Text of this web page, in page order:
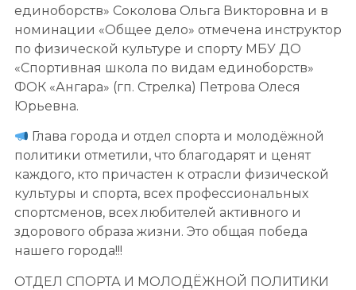
единоборств» Соколова Ольга Викторовна и в
номинации «Общее дело» отмечена инструктор
по физической культуре и спорту МБУ ДО
«Спортивная школа по видам единоборств»
ФОК «Ангара» (гп. Стрелка) Петрова Олеся
Юрьевна.
Глава города и отдел спорта и молодёжной
политики отметили, что благодарят и ценят
каждого, кто причастен к отрасли физической
культуры и спорта, всех профессиональных
спортсменов, всех любителей активного и
здорового образа жизни. Это общая победа
нашего города!!!
ОТДЕЛ СПОРТА И МОЛОДЁЖНОЙ ПОЛИТИКИ